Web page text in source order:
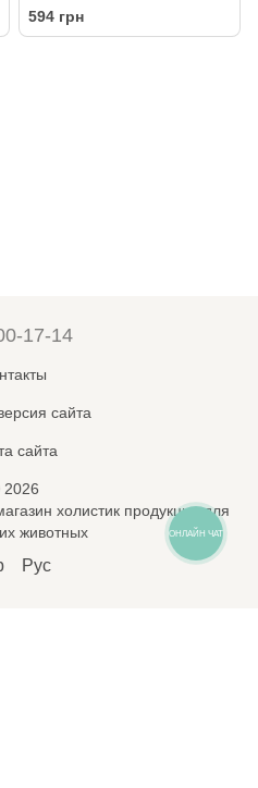
поедания «Тетрис» для собак
(29.2 x 5.1)
594 грн
17-14
сайта
сайта
холистик продукции для
животных
Рус
ОНЛАЙН ЧАТ